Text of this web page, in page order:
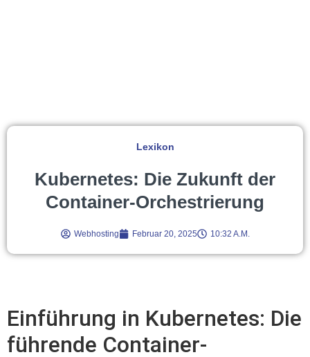
Lexikon
Kubernetes: Die Zukunft der
Container-Orchestrierung
Webhosting Februar 20, 2025 10:32 A.m.
Einführung in Kubernetes: Die
führende Container-